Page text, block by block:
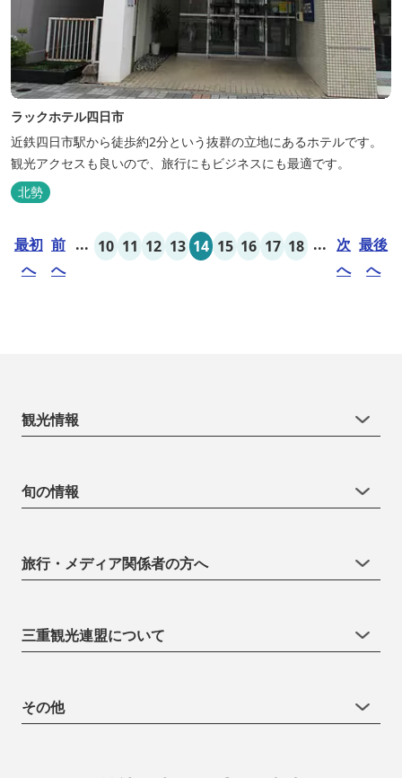
ラックホテル四日市
近鉄四日市駅から徒歩約2分という抜群の立地にあるホテルです。
観光アクセスも良いので、旅行にもビジネスにも最適です。
北勢
最初
へ
前
へ
... 10 11 12 13 14 15 16 17 18 ... 次
へ
最後
へ
観光情報
旬の情報
旅行・メディア関係者の方へ
三重観光連盟について
その他